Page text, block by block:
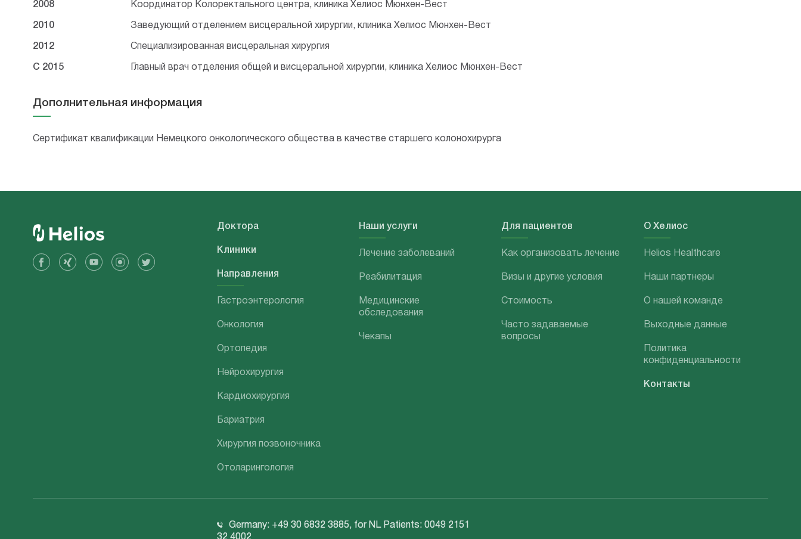
2008 Координатор Колоректального центра, клиника Хелиос Мюнхен-Вест
2010 Заведующий отделением висцеральной хирургии, клиника Хелиос Мюнхен-Вест
2012 Специализированная висцеральная хирургия
С 2015 Главный врач отделения общей и висцеральной хирургии, клиника Хелиос Мюнхен-Вест
Дополнительная информация
Cертификат квалификации Немецкого онкологического общества в качестве старшего колонохирурга
Доктора
Клиники
Направления
Гастроэнтерология
Онкология
Ортопедия
Нейрохирургия
Кардиохирургия
Бариатрия
Хирургия позвоночника
Отоларингология
Наши услуги
Лечение заболеваний
Реабилитация
Медицинские
обследования
Чекапы
Для пациентов
Как организовать лечение
Визы и другие условия
Стоимость
Часто задаваемые
вопросы
О Хелиос
Helios Healthcare
Наши партнеры
О нашей команде
Выходные данные
Политика
конфиденциальности
Контакты
Germany: +49 30 6832 3885, for NL Patients: 0049 2151